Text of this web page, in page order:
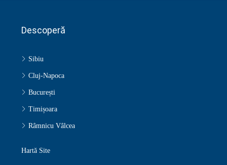
Descoperă
Sibiu
Cluj-Napoca
București
Timișoara
Râmnicu Vâlcea
Hartă Site